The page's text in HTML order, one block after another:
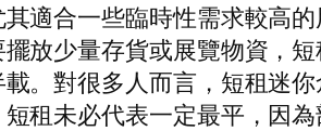
適合一些臨時性需求較高
放少量存貨或展覽物資，
。對很多人而言，短租迷
租未必代表一定最平，因